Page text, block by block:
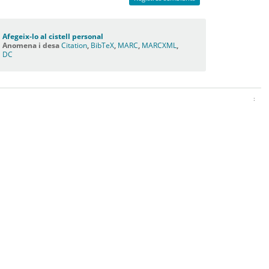
Afegeix-lo al cistell personal
Anomena i desaCitation BibTeX MARC MARCXML
DC
: